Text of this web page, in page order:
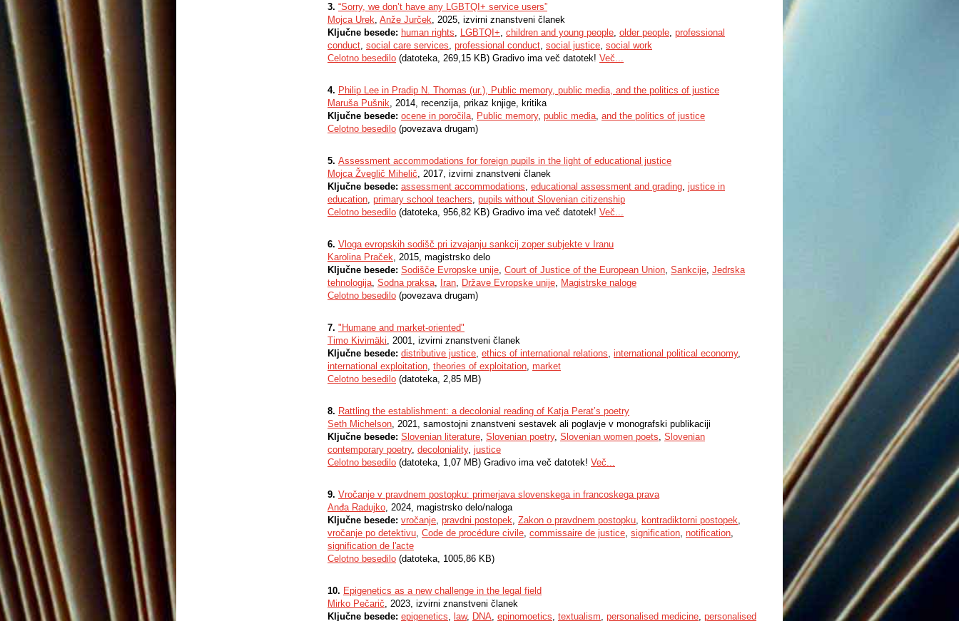
3. “Sorry, we don’t have any LGBTQI+ service users”
Mojca Urek, Anže Jurček, 2025, izvirni znanstveni članek
Ključne besede: human rights, LGBTQI+, children and young people, older people, professional
conduct, social care services, professional conduct, social justice, social work
Celotno besedilo (datoteka, 269,15 KB) Gradivo ima več datotek! Več...
4. Philip Lee in Pradip N. Thomas (ur.), Public memory, public media, and the politics of justice
Maruša Pušnik, 2014, recenzija, prikaz knjige, kritika
Ključne besede: ocene in poročila, Public memory, public media, and the politics of justice
Celotno besedilo (povezava drugam)
5. Assessment accommodations for foreign pupils in the light of educational justice
Mojca Žveglič Mihelič, 2017, izvirni znanstveni članek
Ključne besede: assessment accommodations, educational assessment and grading, justice in
education, primary school teachers, pupils without Slovenian citizenship
Celotno besedilo (datoteka, 956,82 KB) Gradivo ima več datotek! Več...
6. Vloga evropskih sodišč pri izvajanju sankcij zoper subjekte v Iranu
Karolina Praček, 2015, magistrsko delo
Ključne besede: Sodišče Evropske unije, Court of Justice of the European Union, Sankcije, Jedrska
tehnologija, Sodna praksa, Iran, Države Evropske unije, Magistrske naloge
Celotno besedilo (povezava drugam)
7. "Humane and market-oriented"
Timo Kivimäki, 2001, izvirni znanstveni članek
Ključne besede: distributive justice, ethics of international relations, international political economy,
international exploitation, theories of exploitation, market
Celotno besedilo (datoteka, 2,85 MB)
8. Rattling the establishment: a decolonial reading of Katja Perat’s poetry
Seth Michelson, 2021, samostojni znanstveni sestavek ali poglavje v monografski publikaciji
Ključne besede: Slovenian literature, Slovenian poetry, Slovenian women poets, Slovenian
contemporary poetry, decoloniality, justice
Celotno besedilo (datoteka, 1,07 MB) Gradivo ima več datotek! Več...
9. Vročanje v pravdnem postopku: primerjava slovenskega in francoskega prava
Anđa Radujko, 2024, magistrsko delo/naloga
Ključne besede: vročanje, pravdni postopek, Zakon o pravdnem postopku, kontradiktorni postopek,
vročanje po detektivu, Code de procédure civile, commissaire de justice, signification, notification,
signification de l'acte
Celotno besedilo (datoteka, 1005,86 KB)
10. Epigenetics as a new challenge in the legal field
Mirko Pečarič, 2023, izvirni znanstveni članek
Ključne besede: epigenetics, law, DNA, epinomoetics, textualism, personalised medicine, personalised